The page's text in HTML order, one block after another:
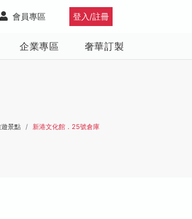
登入/註冊
會員專區
企業專區 奢華訂製
景點 新港文化館．25號倉庫